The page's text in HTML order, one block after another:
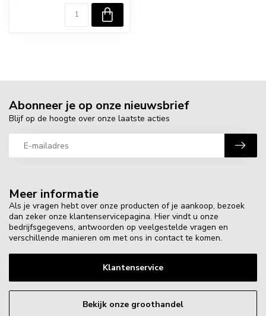
Meer informatie
Als je vragen hebt over onze producten of je aankoop, bezoek
dan zeker onze klantenservicepagina. Hier vindt u onze
bedrijfsgegevens, antwoorden op veelgestelde vragen en
verschillende manieren om met ons in contact te komen.
Klantenservice
Bekijk onze groothandel
Abonneer je op onze nieuwsbrief
Blijf op de hoogte over onze laatste acties